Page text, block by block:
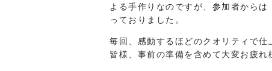
よる手作りなのですが、参加者から
っておりました。
毎回、感動するほどのクオリティで
皆様、事前の準備を含めて大変お疲れ